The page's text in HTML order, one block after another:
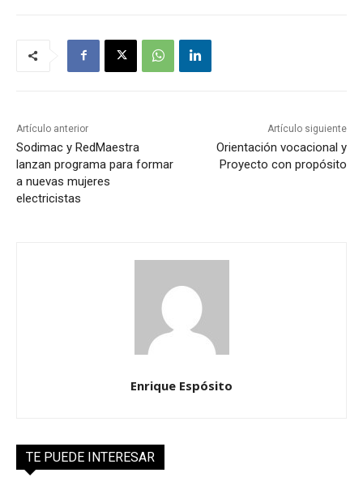
Artículo anterior
Sodimac y RedMaestra
lanzan programa para formar
a nuevas mujeres
electricistas
Artículo siguiente
Orientación vocacional y
Proyecto con propósito
Enrique Espósito
TE PUEDE INTERESAR